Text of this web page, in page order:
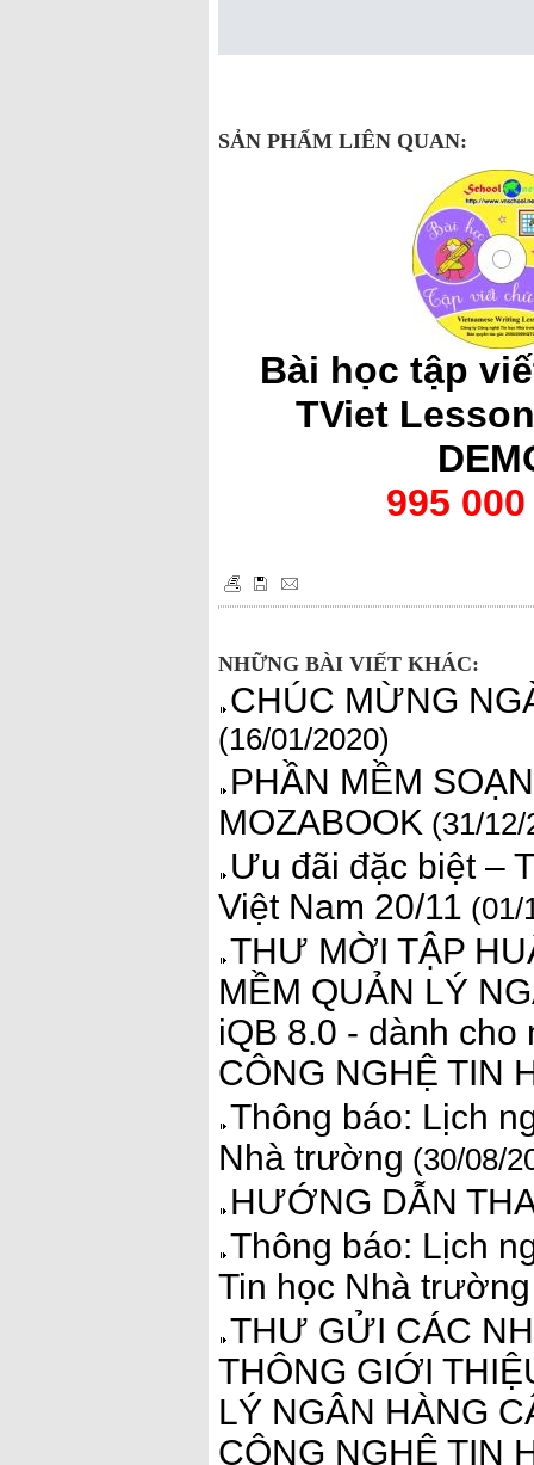
SẢN PHẨM LIÊN QUAN:
Bài học tập
TViet
995
NHỮNG BÀI VIẾT KHÁC:
CHÚC MỪNG
(16/01/2020)
PHẦN MỀM
MOZABOOK (31/
Ưu đãi đặc biệt –
Việt Nam 20/11 (01/
THƯ MỜI TẬP
MỀM QUẢN LÝ
iQB 8.0 - dành cho
CÔNG NGHỆ TIN
Thông báo: Lịch
Nhà trường (30/08/
HƯỚNG DẪN
Thông báo: Lịch
Tin học Nhà trường
THƯ GỬI CÁC
THÔNG GIỚI
LÝ NGÂN HÀNG
CÔNG NGHỆ TIN